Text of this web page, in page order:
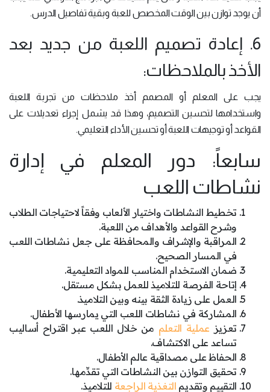
أن يوجد توازن بين الوقت المخصص للعبة وبقية تفاصيل الدرس.
6. إعادة تصميم اللعبة من جديد بعد
الأخذ بالملاحظات:
يجب على المعلم أو المصمم أخذ ملاحظات من تجربة اللعبة
واستخدامها لتحسين التصميم، وهذا قد يشمل إجراء تعديلات على
القواعد أو توجيهات اللعبة أو تحسين الأداء التعليمي.
سابعاً: دور المعلم في إدارة
نشاطات اللعب
تخطيط النشاطات واختيار الألعاب وفقاً لاحتياجات الطلاب
وشرح القواعد والأهداف من اللعبة.
المراقبة والإشراف والمحافظة على جعل نشاطات اللعب
في المسار الصحيح.
ضمان الاستخدام المناسب للمواد التعليمية.
إتاحة الفرصة للتلاميذ للعمل بشكل مستقل.
العمل على زيادة الثقة بينه وبين التلاميذ.
المشاركة في نشاطات اللعب التي يمارسها الأطفال.
تعزيز عملية التعلم من خلال اللعب عبر اقتراح أساليب
تساعد على الاكتشاف.
الحفاظ على مصداقية عالم الأطفال.
تحقيق التوازن بين النشاطات التي تقدِّمها.
التقييم وتقديم التغذية الراجعة للتلاميذ.